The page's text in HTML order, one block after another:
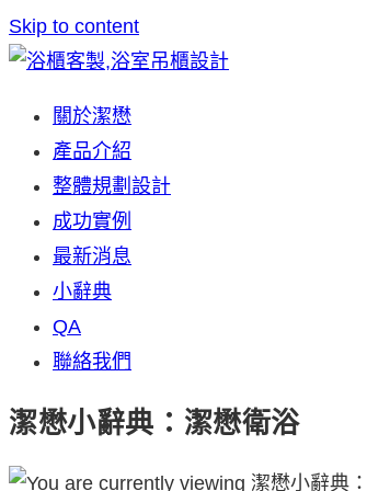
Skip to content
關於潔懋
產品介紹
整體規劃設計
成功實例
最新消息
小辭典
QA
聯絡我們
潔懋小辭典：潔懋衛浴